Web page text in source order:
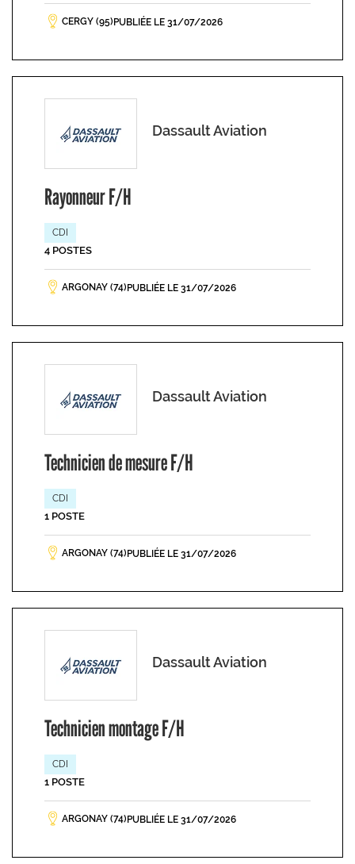
CERGY (95) PUBLIÉE LE 31/07/2026
Dassault Aviation
Rayonneur F/H
CDI
4 POSTES
ARGONAY (74) PUBLIÉE LE 31/07/2026
Dassault Aviation
Technicien de mesure F/H
CDI
1 POSTE
ARGONAY (74) PUBLIÉE LE 31/07/2026
Dassault Aviation
Technicien montage F/H
CDI
1 POSTE
ARGONAY (74) PUBLIÉE LE 31/07/2026